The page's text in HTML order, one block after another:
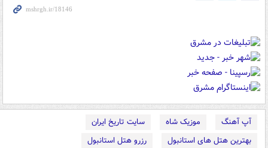
آپ آهنگ موزیک شاه
سایت تاریخ ایران
بهترین هتل های استانبول
رزرو هتل استانبول